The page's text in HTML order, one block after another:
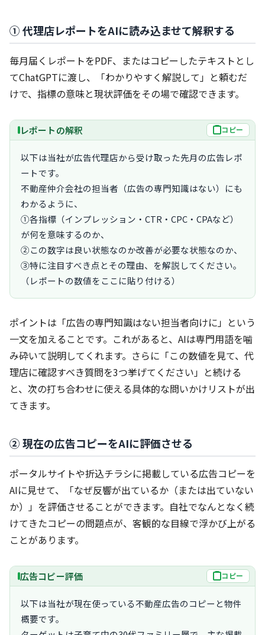
① 代理店レポートをAIに読み込ませて解釈する
毎月届くレポートをPDF、またはコピーしたテキストとし
てChatGPTに渡し、「わかりやすく解説して」と頼むだ
けで、指標の意味と現状評価をその場で確認できます。
レポートの解釈 コピー
以下は当社が広告代理店から受け取った先月の広告レポ
ートです。
不動産仲介会社の担当者（広告の専門知識はない）にも
わかるように、
①各指標（インプレッション・CTR・CPC・CPAなど）
が何を意味するのか、
②この数字は良い状態なのか改善が必要な状態なのか、
③特に注目すべき点とその理由、を解説してください。
（レポートの数値をここに貼り付ける）
ポイントは「広告の専門知識はない担当者向けに」という
一文を加えることです。これがあると、AIは専門用語を噛
み砕いて説明してくれます。さらに「この数値を見て、代
理店に確認すべき質問を3つ挙げてください」と続ける
と、次の打ち合わせに使える具体的な問いかけリストが出
てきます。
② 現在の広告コピーをAIに評価させる
ポータルサイトや折込チラシに掲載している広告コピーを
AIに見せて、「なぜ反響が出ているか（または出ていない
か）」を評価させることができます。自社でなんとなく続
けてきたコピーの問題点が、客観的な目線で浮かび上がる
ことがあります。
広告コピー評価 コピー
以下は当社が現在使っている不動産広告のコピーと物件
概要です。